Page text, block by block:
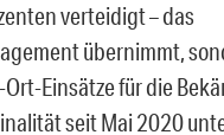
verteidigt – das
übernimmt,
Ort-Einsätze für die
seit Mai 2020